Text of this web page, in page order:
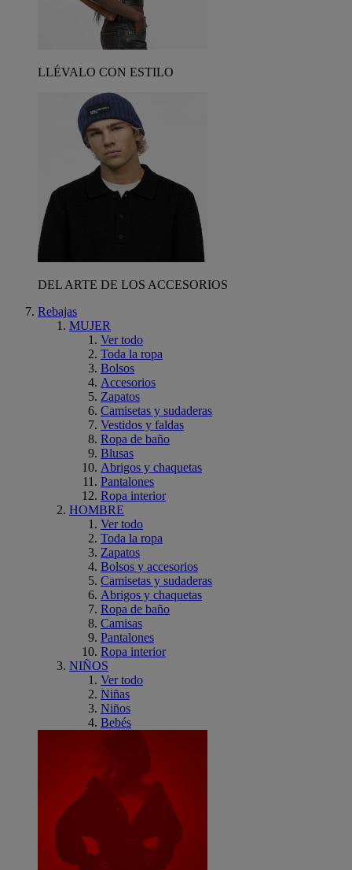
LLÉVALO CON ESTILO
DEL ARTE DE LOS ACCESORIOS
Rebajas
MUJER
Ver todo
Toda la ropa
Bolsos
Accesorios
Zapatos
Camisetas y sudaderas
Vestidos y faldas
Ropa de baño
Blusas
Abrigos y chaquetas
Pantalones
Ropa interior
HOMBRE
Ver todo
Toda la ropa
Zapatos
Bolsos y accesorios
Camisetas y sudaderas
Abrigos y chaquetas
Ropa de baño
Camisas
Pantalones
Ropa interior
NIÑOS
Ver todo
Niñas
Niños
Bebés